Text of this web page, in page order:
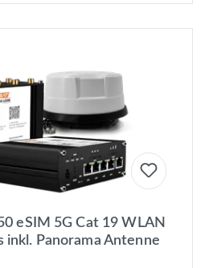
eSIM 5G Cat 19 WLAN
inkl. Panorama Antenne